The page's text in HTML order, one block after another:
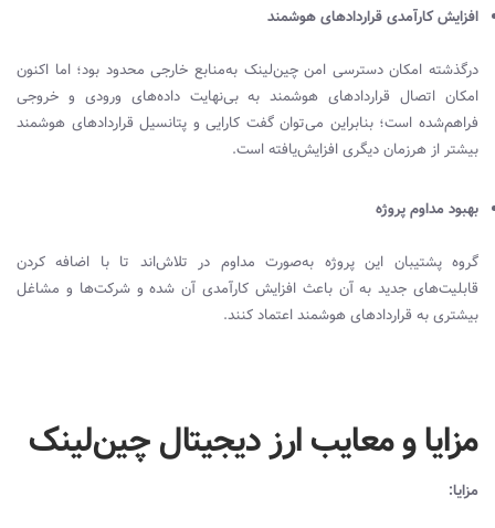
افزایش کارآمدی قراردادهای هوشمند
درگذشته امکان دسترسی امن چین‌لینک به‌منابع خارجی محدود بود؛ اما اکنون
امکان اتصال قراردادهای هوشمند به بی‌نهایت داده‌های ورودی و خروجی
فراهم‌شده است؛ بنابراین می‌توان گفت کارایی و پتانسیل قرارداد‌های هوشمند
بیشتر از هر‌زمان دیگری افزایش‌یافته است.
بهبود مداوم پروژه
گروه پشتیبان این پروژه به‌صورت مداوم در تلاش‌اند تا با اضافه کردن
قابلیت‌های جدید به آن باعث افزایش کارآمدی آن شده و شرکت‌ها و مشاغل
بیشتری به قراردادهای هوشمند اعتماد کنند.
مزایا و معایب ارز ‌دیجیتال چین‌لینک
مزایا: